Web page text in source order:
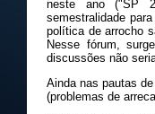
neste ano ("SP
semestralidade
política de arrocho
Nesse fórum,
discussões não
Ainda nas pautas
(problemas de